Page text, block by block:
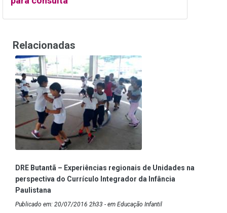
Relacionadas
DRE Butantã – Experiências regionais de Unidades na
perspectiva do Currículo Integrador da Infância
Paulistana
Publicado em: 20/07/2016 2h33 - em Educação Infantil